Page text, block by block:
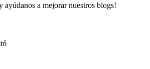
ayúdanos a mejorar nuestros blogs!